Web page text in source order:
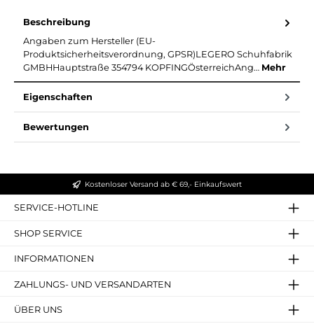
Beschreibung
Angaben zum Hersteller (EU-
Produktsicherheitsverordnung, GPSR)LEGERO Schuhfabrik
GMBHHauptstraße 354794 KOPFINGÖsterreichAng… Mehr
Eigenschaften
Bewertungen
Kostenloser Versand ab € 69,- Einkaufswert
SERVICE-HOTLINE
SHOP SERVICE
INFORMATIONEN
ZAHLUNGS- UND VERSANDARTEN
ÜBER UNS